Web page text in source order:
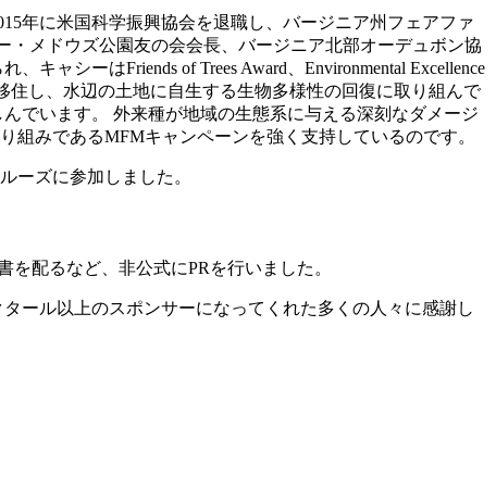
年に米国科学振興協会を退職し、バージニア州フェアファ
メドウズ公園友の会会長、バージニア北部オーデュボン協
ャシーはFriends of Trees Award、Environmental Excellence
住し、水辺の土地に自生する生物多様性の回復に取り組んで
でいます。 外来種が地域の生態系に与える深刻なダメージ
みであるMFMキャンペーンを強く支持しているのです。
ーズに参加しました。
配るなど、非公式にPRを行いました。
ール以上のスポンサーになってくれた多くの人々に感謝し